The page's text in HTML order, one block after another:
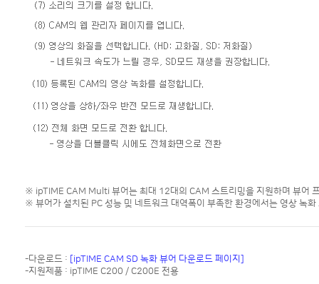
※ ipTIME CAM Multi 뷰어는 최대 12대의 CAM 스트리밍을 지원하며 뷰어
※ 뷰어가 설치된 PC 성능 및 네트워크 대역폭이 부족한 환경에서는 영상 녹
-다운로드 :
[ipTIME CAM SD 녹화 뷰어 다운로드 페이지]
-지원제품 : ipTIME C200 / C200E 전용